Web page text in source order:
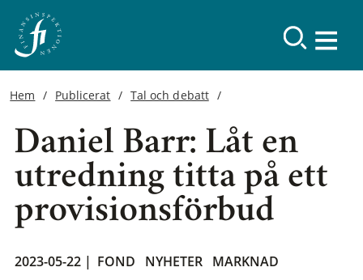
Hem Publicerat Tal och debatt
Daniel Barr: Låt en
utredning titta på ett
provisionsförbud
2023-05-22 | FOND NYHETER MARKNAD